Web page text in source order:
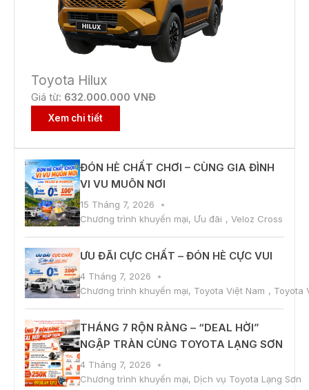
Toyota Hilux
Giá từ: 632.000.000 VNĐ
Xem chi tiết
ĐÓN HÈ CHẤT CHƠI – CÙNG GIA ĐÌNH
VI VU MUÔN NƠI
15 Tháng 7, 2026
Chương trình khuyến mại, Ưu đãi , Veloz Cross
ƯU ĐÃI CỰC CHẤT – ĐÓN HÈ CỰC VUI
4 Tháng 7, 2026
Chương trình khuyến mại, Toyota Việt Nam , Toyota
THÁNG 7 RỘN RÀNG – “DEAL HỜI”
NGẬP TRÀN CÙNG TOYOTA LẠNG SƠN
4 Tháng 7, 2026
Chương trình khuyến mại, Dịch vụ Toyota Lạng Sơn